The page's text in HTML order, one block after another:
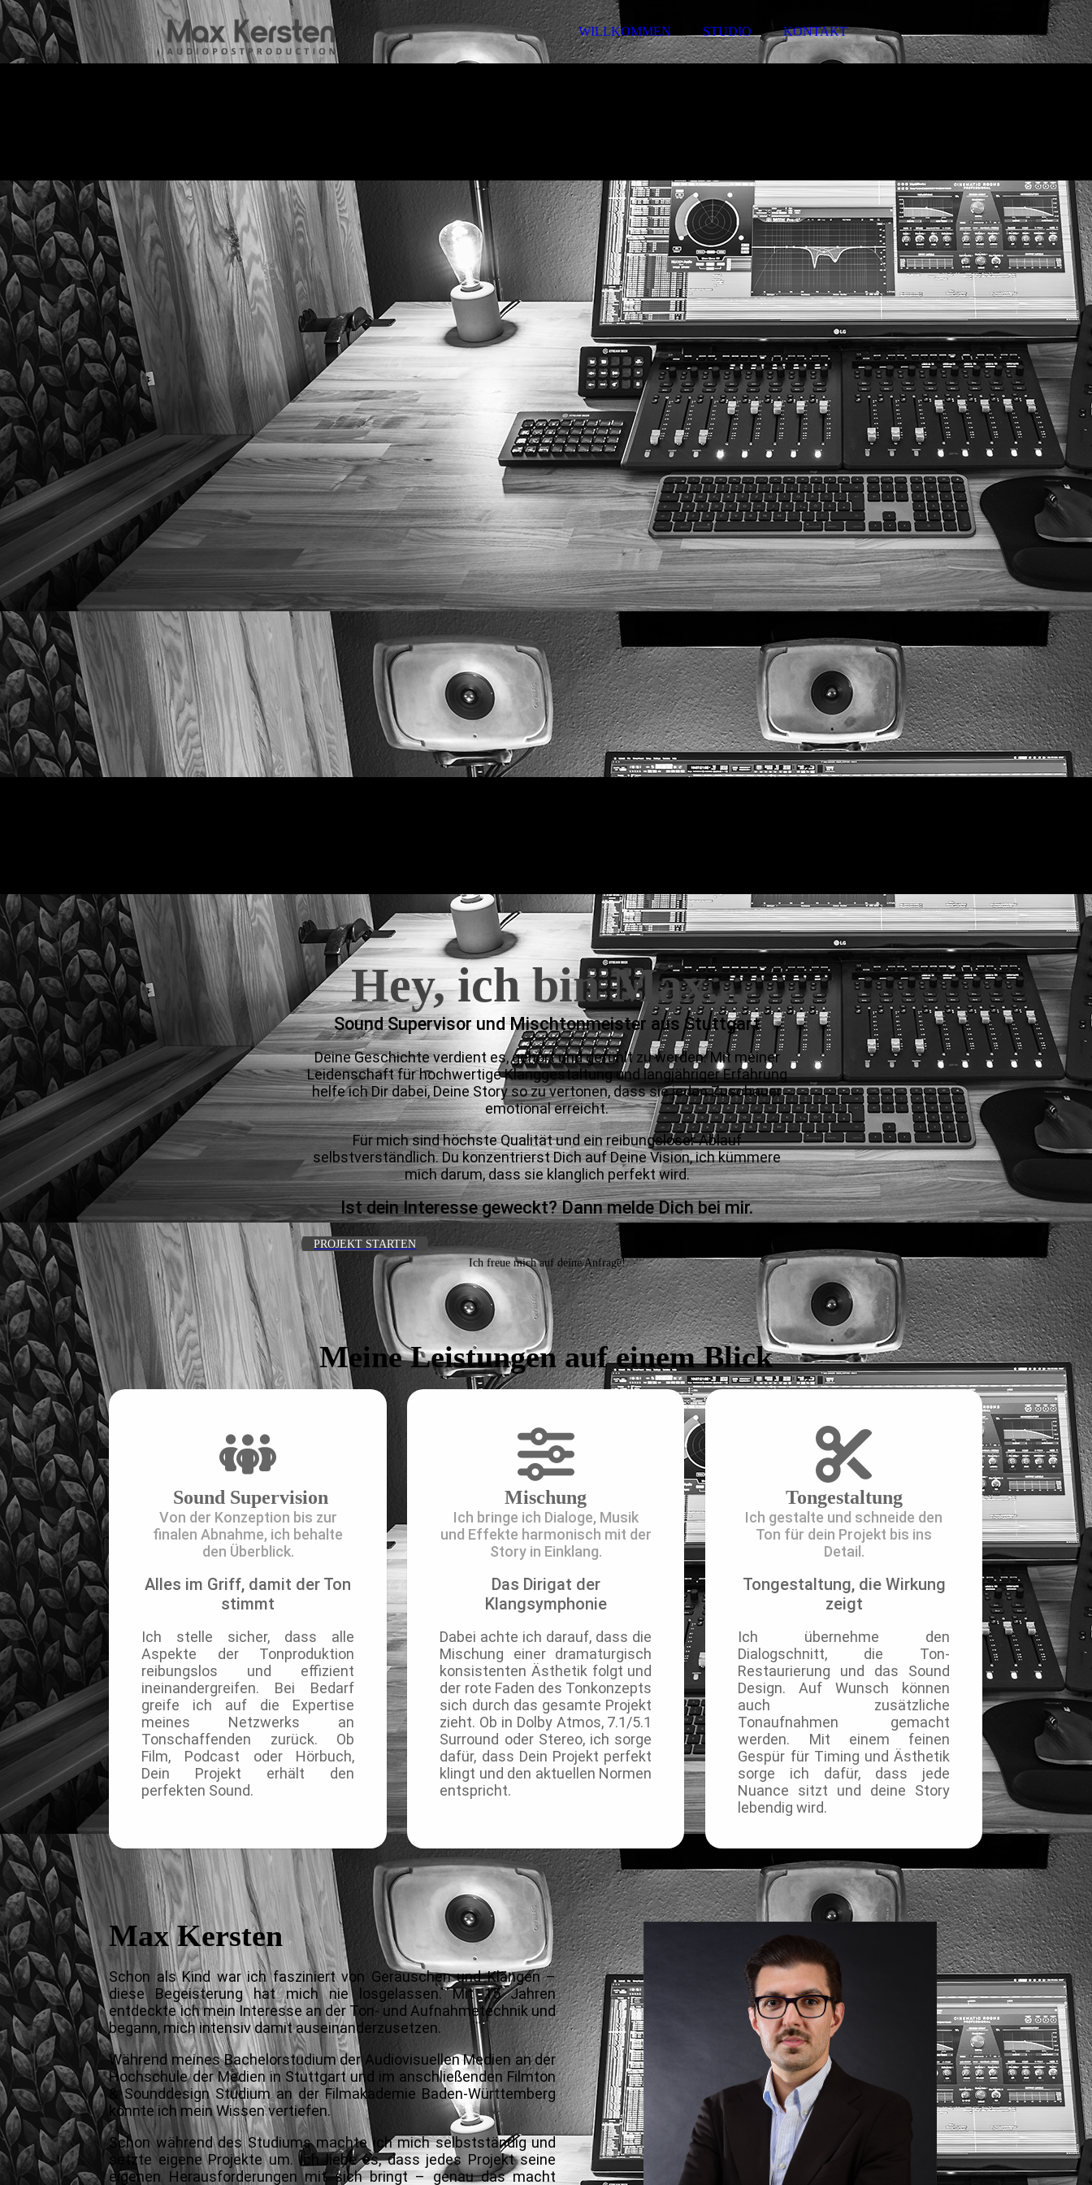
WILLKOMMEN STUDIO KONTAKT
Hey, ich bin Max...
Sound Supervisor und Mischtonmeister aus Stuttgart
Deine Geschichte verdient es, gehört und gefühlt zu werden. Mit meiner
Leidenschaft für hochwertige Klanggestaltung und langjähriger Erfahrung
helfe ich Dir dabei, Deine Story so zu vertonen, dass sie jeden Zuschauer
emotional erreicht.
Für mich sind höchste Qualität und ein reibungsloser Ablauf
selbstverständlich. Du konzentrierst Dich auf Deine Vision, ich kümmere
mich darum, dass sie klanglich perfekt wird.
Ist dein Interesse geweckt? Dann melde Dich bei mir.
PROJEKT STARTEN
Ich freue mich auf deine Anfrage!
Meine Leistungen auf einem Blick
Sound Supervision
Von der Konzeption bis zur
finalen Abnahme, ich behalte
den Überblick.
Alles im Griff, damit der Ton
stimmt
Ich stelle sicher, dass alle
Aspekte der Tonproduktion
reibungslos und effizient
ineinandergreifen. Bei Bedarf
greife ich auf die Expertise
meines Netzwerks an
Tonschaffenden zurück. Ob
Film, Podcast oder Hörbuch,
Dein Projekt erhält den
perfekten Sound.
Mischung
Ich bringe ich Dialoge, Musik
und Effekte harmonisch mit der
Story in Einklang.
Das Dirigat der
Klangsymphonie
Dabei achte ich darauf, dass die
Mischung einer dramaturgisch
konsistenten Ästhetik folgt und
der rote Faden des Tonkonzepts
sich durch das gesamte Projekt
zieht. Ob in Dolby Atmos, 7.1/5.1
Surround oder Stereo, ich sorge
dafür, dass Dein Projekt perfekt
klingt und den aktuellen Normen
entspricht.
Tongestaltung
Ich gestalte und schneide den
Ton für dein Projekt bis ins
Detail.
Tongestaltung, die Wirkung
zeigt
Ich übernehme den
Dialogschnitt, die Ton-
Restaurierung und das Sound
Design. Auf Wunsch können
auch zusätzliche
Tonaufnahmen gemacht
werden. Mit einem feinen
Gespür für Timing und Ästhetik
sorge ich dafür, dass jede
Nuance sitzt und deine Story
lebendig wird.
Max Kersten
Schon als Kind war ich fasziniert von Geräuschen und Klängen–
diese Begeisterung hat mich nie losgelassen. Mit 15 Jahren
entdeckte ich mein Interesse an der Ton- und Aufnahmetechnik und
begann, mich intensiv damit auseinanderzusetzen.
Während meines Bachelorstudium derAudiovisuellen Medien an der
Hochschule der Medien in Stuttgart und im anschließenden Filmton
& SounddesignStudium an der Filmakademie Baden-Württemberg
konnte ich mein Wissen vertiefen.
Schon während des Studiums machte ich mich selbstständig und
setzte eigene Projekte um. Ich liebe es, dass jedes Projekt seine
eigenen Herausforderungen mit sich bringt – genau das macht